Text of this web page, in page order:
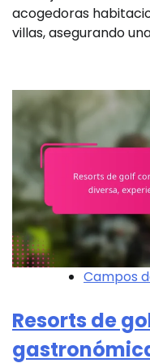
acogedoras
villas, asegurando
Campos
Resorts de